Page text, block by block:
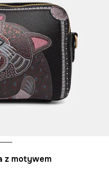
z motywem